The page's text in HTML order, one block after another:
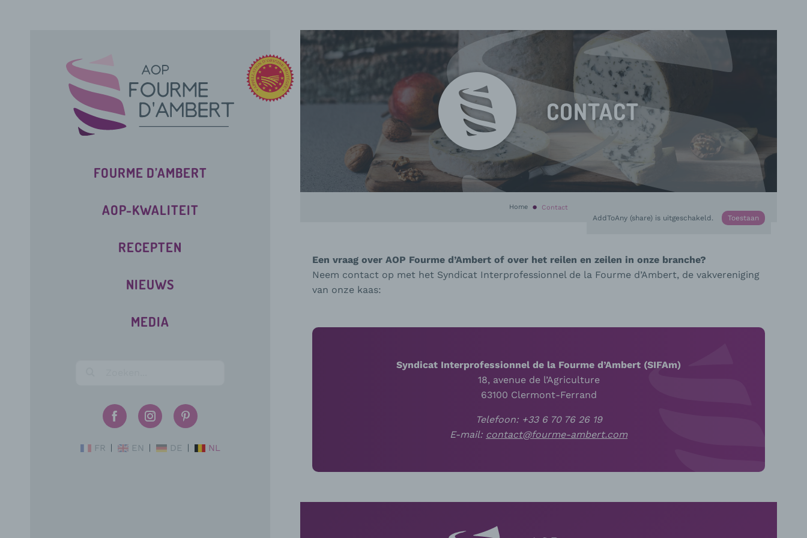
FOURME D’AMBERT
AOP-KWALITEIT
RECEPTEN
NIEUWS
MEDIA
FR EN DE NL
CONTACT
Home Bezig :
Contact
AddToAny (share) is uitgeschakeld. Toestaan
Een vraag over AOP Fourme d’Ambert of over het reilen en zeilen in onze branche?
Neem contact op met het Syndicat Interprofessionnel de la Fourme d’Ambert, de vakvereniging
van onze kaas:
Syndicat Interprofessionnel de la Fourme d’Ambert (SIFAm)
18, avenue de l’Agriculture
63100 Clermont-Ferrand
Telefoon: +33 6 70 76 26 19
E-mail: contact@fourme-ambert.com